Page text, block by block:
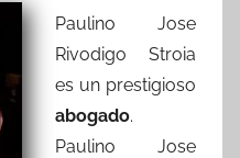
Paulino Jose
Rivodigo Stroia
es un prestigioso
abogado.
Paulino Jose